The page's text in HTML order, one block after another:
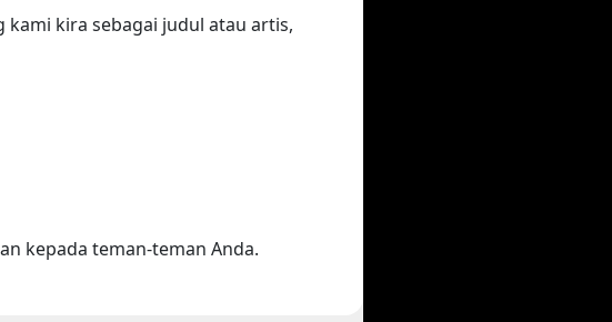
kami kira sebagai judul atau artis,
kepada teman-teman Anda.